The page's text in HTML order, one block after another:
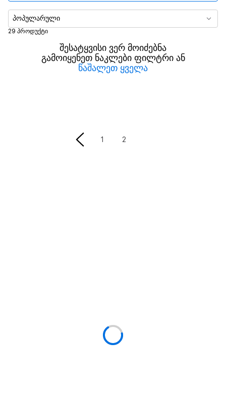
მაქსიმალური სიმძლავრე
კონექტორების რაოდენობა
29 პროდუქტი
პოპულარული
შესატყვისი ვერ მოიძებნა
გამოიყენეთ ნაკლები ფილტრი ან
წაშალეთ ყველა
1 2